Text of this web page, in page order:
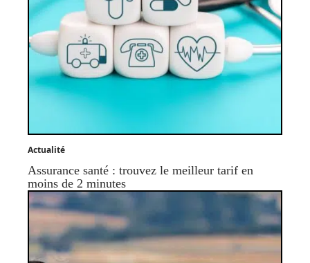
Actualité
Assurance santé : trouvez le meilleur tarif en
moins de 2 minutes